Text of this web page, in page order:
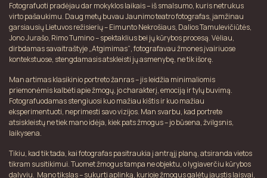
Fotografuoti pradėjau dar mokyklos laikais – iš smalsumo, kuris netrukus
virto pašaukimu. Daug metų buvau Jaunimo teatro fotografas, įamžinau
garsiausių Lietuvos režisierių – Eimunto Nekrošiaus, Dalios Tamulevičiūtės,
Jono Jurašo, Rimo Tumino – spektaklius bei jų kūrybos procesą. Vėliau,
dirbdamas savaitraštyje „Atgimimas“, fotografavau žmones įvairiuose
kontekstuose, stengdamasis atskleisti jų asmenybę, ne tik išorę.
Man artimas klasikinio portreto žanras – jis leidžia minimaliomis
priemonėmis kalbėti apie žmogų, jo charakterį, emociją ir tylų buvimą.
Fotografuodamas stengiuosi kuo mažiau kištis ir kuo mažiau
eksperimentuoti, neprimesti savo vizijos. Man svarbu, kad portrete
atsiskleistų ne tiek mano idėja, kiek pats žmogus – jo būsena, žvilgsnis,
laikysena.
Tikiu, kad tik tada, kai fotografas pasitraukia į antrąjį planą, atsiranda vietos
tikram susitikimui. Tuomet žmogus tampa ne objektu, o lygiaverčiu kūrybos
dalyviu. Mano tikslas – sukurti aplinką, kurioje žmogus galėtų jaustis laisvai,